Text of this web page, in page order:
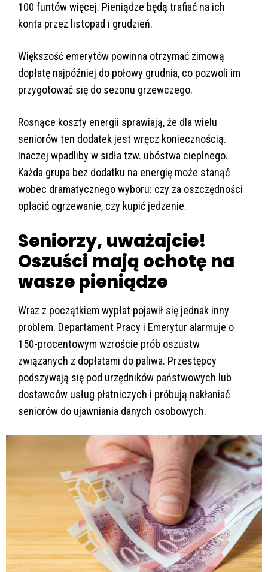
100 funtów więcej. Pieniądze będą trafiać na ich
konta przez listopad i grudzień.
Większość emerytów powinna otrzymać zimową
dopłatę najpóźniej do połowy grudnia, co pozwoli im
przygotować się do sezonu grzewczego.
Rosnące koszty energii sprawiają, że dla wielu
seniorów ten dodatek jest wręcz koniecznością.
Inaczej wpadliby w sidła tzw. ubóstwa cieplnego.
Każda grupa bez dodatku na energię może stanąć
wobec dramatycznego wyboru: czy za oszczędności
opłacić ogrzewanie, czy kupić jedzenie.
Seniorzy, uważajcie!
Oszuści mają ochotę na
wasze pieniądze
Wraz z początkiem wypłat pojawił się jednak inny
problem. Departament Pracy i Emerytur alarmuje o
150-procentowym wzroście prób oszustw
związanych z dopłatami do paliwa. Przestępcy
podszywają się pod urzędników państwowych lub
dostawców usług płatniczych i próbują nakłaniać
seniorów do ujawniania danych osobowych.